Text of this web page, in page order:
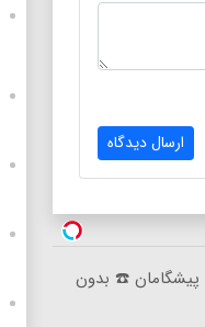
ارسال دیدگاه
پیشگامان ☎️ بدون